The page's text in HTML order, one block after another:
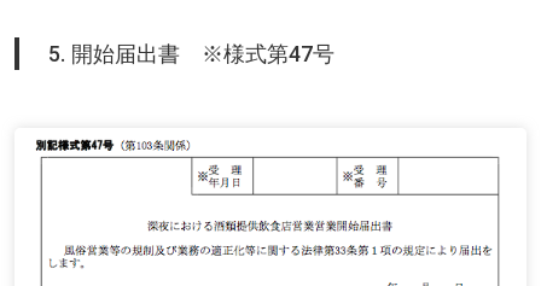
5. 開始届出書 ※様式第47号